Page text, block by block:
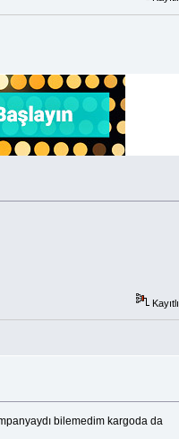
Kayıtlı
bilemedim kargoda da